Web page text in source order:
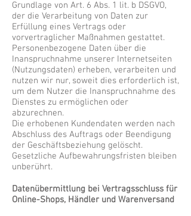
Grundlage von Art. 6 Abs. 1 lit. b DSGVO,
der die Verarbeitung von Daten zur
Erfüllung eines Vertrags oder
vorvertraglicher Maßnahmen gestattet.
Personenbezogene Daten über die
Inanspruchnahme unserer Internetseiten
(Nutzungsdaten) erheben, verarbeiten und
nutzen wir nur, soweit dies erforderlich ist,
um dem Nutzer die Inanspruchnahme des
Dienstes zu ermöglichen oder
abzurechnen.
Die erhobenen Kundendaten werden nach
Abschluss des Auftrags oder Beendigung
der Geschäftsbeziehung gelöscht.
Gesetzliche Aufbewahrungsfristen bleiben
unberührt.
Datenübermittlung bei Vertragsschluss für
Online-Shops, Händler und Warenversand